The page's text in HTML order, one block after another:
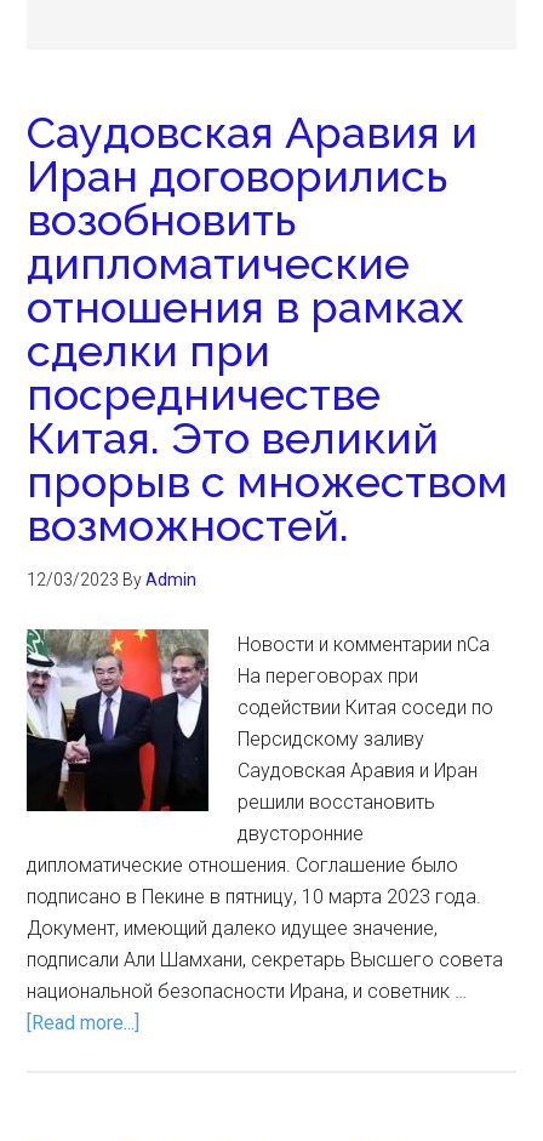
Саудовская Аравия и
Иран договорились
возобновить
дипломатические
отношения в рамках
сделки при
посредничестве
Китая. Это великий
прорыв с множеством
возможностей.
12/03/2023 ByAdmin
Новости и комментарии nCa
На переговорах при
содействии Китая соседи по
Персидскому заливу
Саудовская Аравия и Иран
решили восстановить
двусторонние
дипломатические отношения. Соглашение было
подписано в Пекине в пятницу, 10 марта 2023 года.
Документ, имеющий далеко идущее значение,
подписали Али Шамхани, секретарь Высшего совета
национальной безопасности Ирана, и советник …
[Read more...]